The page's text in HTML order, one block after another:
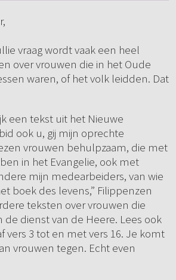
vraag wordt vaak een heel
over vrouwen die in het Oude
waren, of het volk leidden. Dat
een tekst uit het Nieuwe
ook u, gij mijn oprechte
vrouwen behulpzaam, die met
in het Evangelie, ook met
mijn medearbeiders, van wie
boek des levens,” Filippenzen
teksten over vrouwen die
de dienst van de Heere. Lees ook
vers 3 tot en met vers 16. Je komt
vrouwen tegen. Echt even